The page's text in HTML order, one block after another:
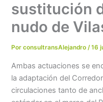
sustitución
nudo de
PorconsultransAlejandro/16
Ambas actuaciones se
la adaptación del
circulaciones tanto de